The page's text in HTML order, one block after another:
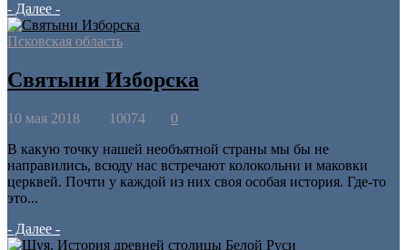
- Далее -
Псковская область
Святыни Изборска
10 мая 2018 10074 0
В какую точку нашей необъятной страны мы бы не
направились, всюду нас встречают колокольни и маковки
церквей. Почти у каждой из них своя особая история. Где-то
это...
- Далее -